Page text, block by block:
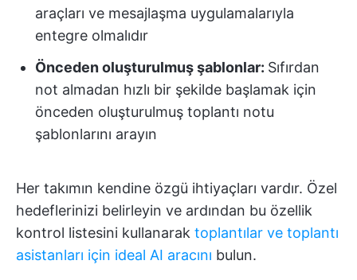
araçları ve mesajlaşma uygulamalarıyla
entegre olmalıdır
Önceden oluşturulmuş şablonlar: Sıfırdan
not almadan hızlı bir şekilde başlamak için
önceden oluşturulmuş toplantı notu
şablonlarını arayın
Her takımın kendine özgü ihtiyaçları vardır. Özel
hedeflerinizi belirleyin ve ardından bu özellik
kontrol listesini kullanarak toplantılar ve toplantı
asistanları için ideal AI aracını bulun.